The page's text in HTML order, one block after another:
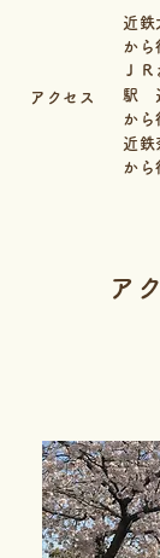
アクセス
近
から
Ｊ
駅
か
近
か
ア